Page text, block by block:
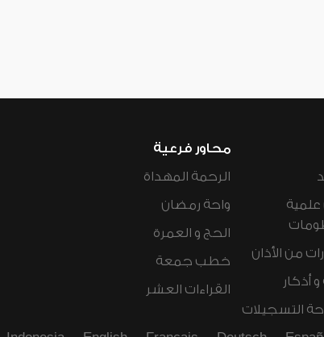
من الأذان
أذكار
التسجيلات
محاور فرعية
الرحمة المهداة
واحة رمضان
الحج و العمرة
خطب جمعة
القراءات العشر